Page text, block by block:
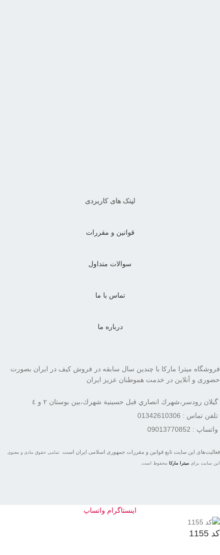
لینک های کاربردی
قوانین و مقررات
سوالات متداول
تماس با ما
درباره ما
فروشگاه میترا مارکا با چندین سال سابقه در فروش کیف در ایران بصورت
حضوری و آنلاین در خدمت هموطنان عزیز ایران
گيلان رودسر،شهرك انصاري قبل حسينية شهرك،بين بوستان ٢ و ٤
تلفن تماس : 01342610306
واتساپ : 09013770852
فعاليت‌های اين سايت تابع قوانين و مقررات جمهوری اسلامی ايران است. تمامی حقوق مادی و معنوی
این سایت برای میترا مارکا محفوظ است.
اینستاگرام واتساپ
کد 1155